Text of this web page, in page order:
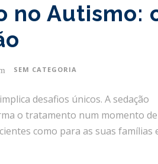
no Autismo:
SEM CATEGORIA
desafios únicos. A sedação
o tratamento num momento de
como para as suas famílias